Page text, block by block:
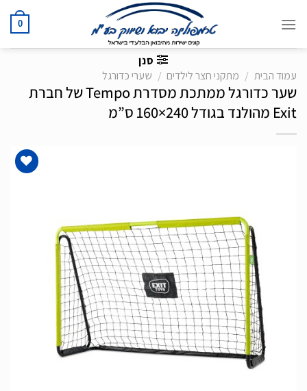
0
סנן
עמוד הבית
/ מתקני חצר לילדים / שערי כדורגל
שער כדורגל ממתכת מסדרת Tempo של חברת
Exit מהולנד בגודל 240×160 ס”מ